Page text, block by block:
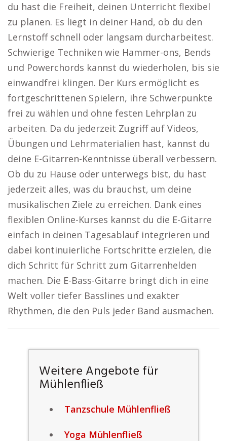
du hast die Freiheit, deinen Unterricht flexibel
zu planen. Es liegt in deiner Hand, ob du den
Lernstoff schnell oder langsam durcharbeitest.
Schwierige Techniken wie Hammer-ons, Bends
und Powerchords kannst du wiederholen, bis sie
einwandfrei klingen. Der Kurs ermöglicht es
fortgeschrittenen Spielern, ihre Schwerpunkte
frei zu wählen und ohne festen Lehrplan zu
arbeiten. Da du jederzeit Zugriff auf Videos,
Übungen und Lehrmaterialien hast, kannst du
deine E-Gitarren-Kenntnisse überall verbessern.
Ob du zu Hause oder unterwegs bist, du hast
jederzeit alles, was du brauchst, um deine
musikalischen Ziele zu erreichen. Dank eines
flexiblen Online-Kurses kannst du die E-Gitarre
einfach in deinen Tagesablauf integrieren und
dabei kontinuierliche Fortschritte erzielen, die
dich Schritt für Schritt zum Gitarrenhelden
machen. Die E-Bass-Gitarre bringt dich in eine
Welt voller tiefer Basslines und exakter
Rhythmen, die den Puls jeder Band ausmachen.
Weitere Angebote für
Mühlenfließ
Tanzschule Mühlenfließ
Yoga Mühlenfließ